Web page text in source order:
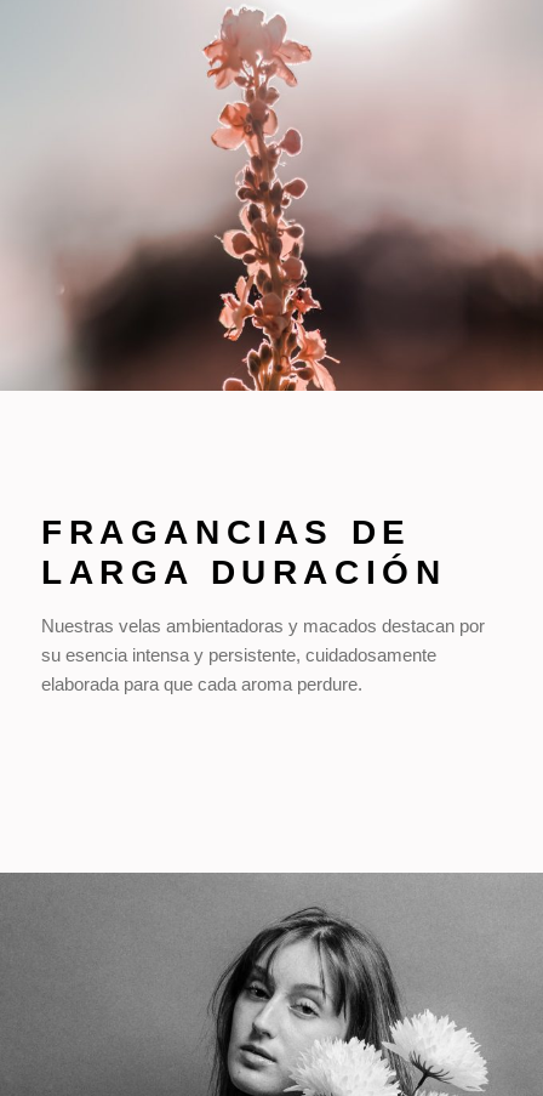
FRAGANCIAS DE
LARGA DURACIÓN
Nuestras velas ambientadoras y macados destacan por
su esencia intensa y persistente, cuidadosamente
elaborada para que cada aroma perdure.